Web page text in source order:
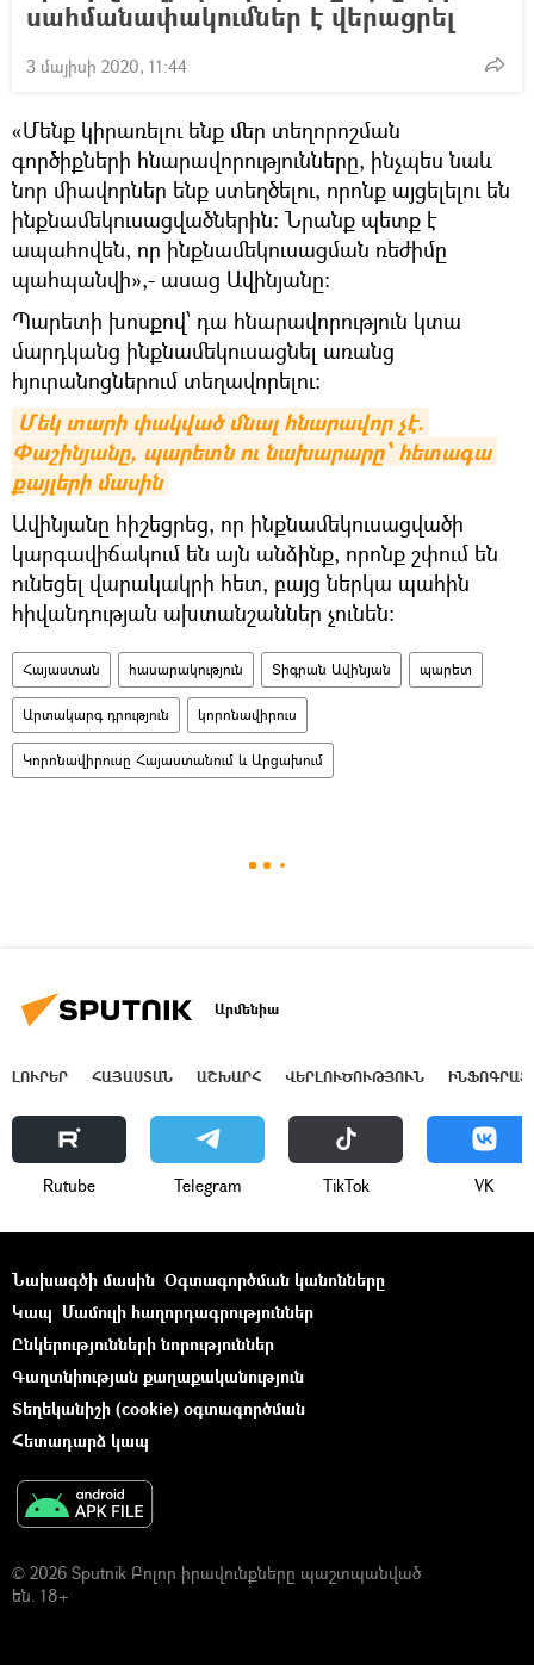
սահմանափակումներ է վերացրել
3 մայիսի 2020, 11:44
«Մենք կիրառելու ենք մեր տեղորոշման
գործիքների հնարավորությունները, ինչպես նաև
նոր միավորներ ենք ստեղծելու, որոնք այցելելու են
ինքնամեկուսացվածներին: Նրանք պետք է
ապահովեն, որ ինքնամեկուսացման ռեժիմը
պահպանվի»,- ասաց Ավինյանը:
Պարետի խոսքով՝ դա հնարավորություն կտա
մարդկանց ինքնամեկուսացնել առանց
հյուրանոցներում տեղավորելու:
Մեկ տարի փակված մնալ հնարավոր չէ.
Փաշինյանը, պարետն ու նախարարը՝ հետագա
քայլերի մասին
Ավինյանը հիշեցրեց, որ ինքնամեկուսացվածի
կարգավիճակում են այն անձինք, որոնք շփում են
ունեցել վարակակրի հետ, բայց ներկա պահին
հիվանդության ախտանշաններ չունեն:
Հայաստան հասարակություն Տիգրան Ավինյան պարետ
Արտակարգ դրություն կորոնավիրուս
Կորոնավիրուսը Հայաստանում և Արցախում
Արմենիա
ԼՈՒՐԵՐ ՀԱՅԱՍՏԱՆ ԱՇԽԱՐՀ ՎԵՐԼՈՒԾՈՒԹՅՈՒՆ
Rutube Telegram ТikТоk VK
Նախագծի մասին Օգտագործման կանոնները
Կապ Մամուլի հաղորդագրություններ
Ընկերությունների նորություններ
Գաղտնիության քաղաքականություն
Տեղեկանիշի (cookie) օգտագործման
Հետադարձ կապ
© 2026 Sputnik Բոլոր իրավունքները պաշտպանված
են. 18+